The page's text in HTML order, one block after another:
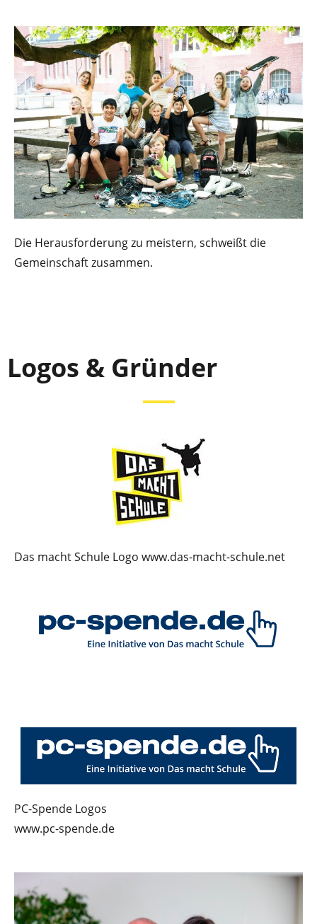
Die Herausforderung zu meistern, schweißt die
Gemeinschaft zusammen.
Logos & Gründer
Das macht Schule Logo www.das-macht-schule.net
PC-Spende Logos
www.pc-spende.de